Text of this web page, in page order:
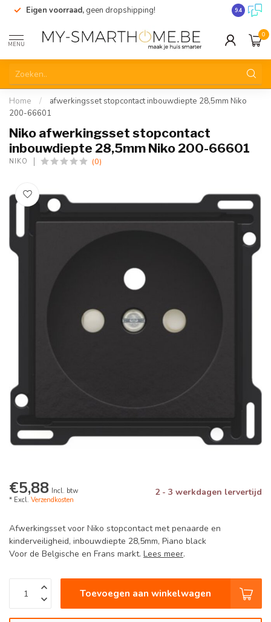
Eigen voorraad, geen dropshipping! 9.4
MENU
0
Home /
afwerkingsset stopcontact inbouwdiepte 28,5mm Niko
200-66601
Niko afwerkingsset stopcontact
inbouwdiepte 28,5mm Niko 200-66601
NIKO (0)
€5,88 Incl. btw
* Excl. Verzendkosten
2 - 3 werkdagen lervertijd
Afwerkingsset voor Niko stopcontact met penaarde en
kinderveiligheid, inbouwdiepte 28,5mm, Piano black
Voor de Belgische en Frans markt. Lees meer.
Toevoegen aan winkelwagen